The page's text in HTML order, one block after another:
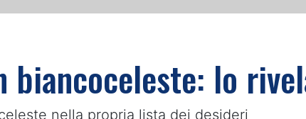
biancoceleste: lo
nella propria lista dei desideri